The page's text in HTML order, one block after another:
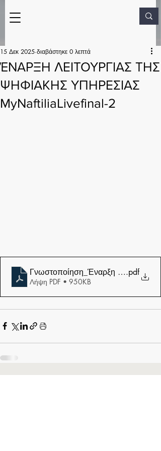
ΈΝΑΡΞΗ ΛΕΙΤΟΥΡΓΙΑΣ ΤΗΣ
ΨΗΦΙΑΚΗΣ ΥΠΗΡΕΣΙΑΣ
MyNaftiliaLivefinal-2
15 Δεκ 2025 διαβάστηκε 0 λεπτά
Γνωστοποίηση_Έναρξη .pdf
Λήψη PDF • 950KB